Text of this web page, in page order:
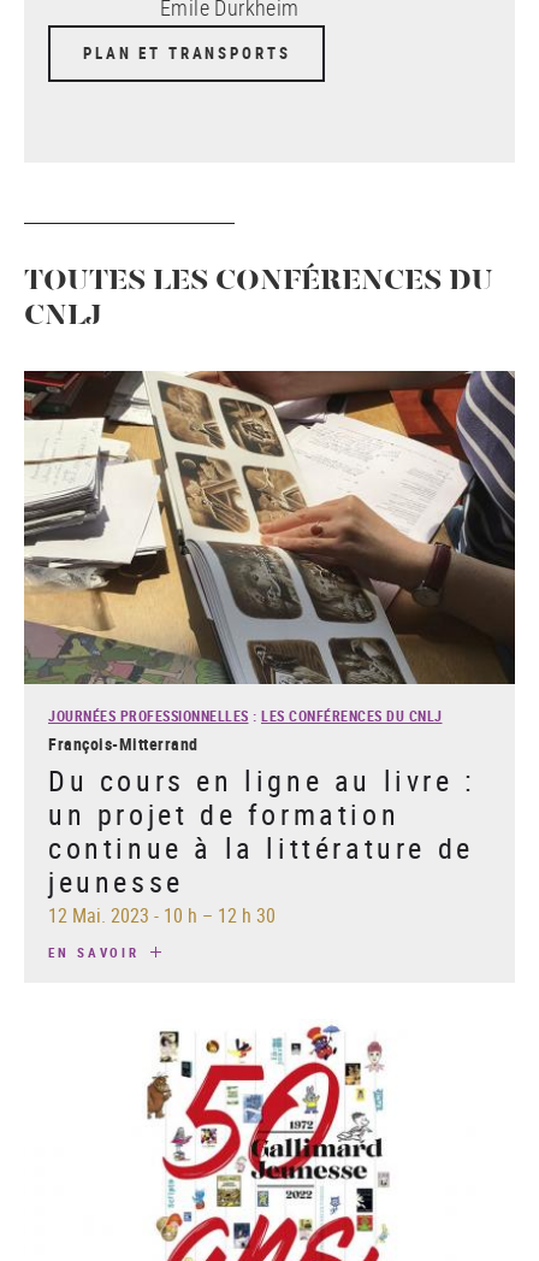
Émile Durkheim
PLAN ET TRANSPORTS
TOUTES LES CONFÉRENCES DU
CNLJ
JOURNÉES PROFESSIONNELLES : LES CONFÉRENCES DU CNLJ
François-Mitterrand
Du cours en ligne au livre :
un projet de formation
continue à la littérature de
jeunesse
12 Mai. 2023 - 10 h – 12 h 30
EN SAVOIR